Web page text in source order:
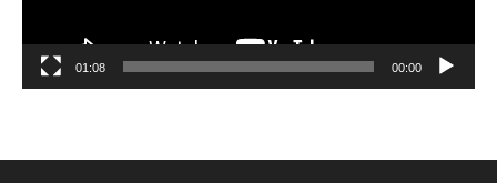
00:00
01:08